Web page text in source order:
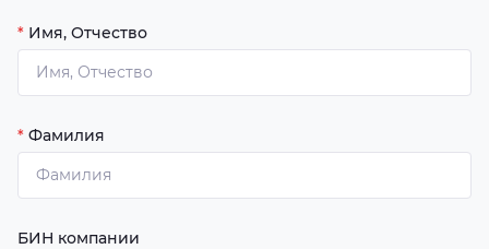
* Имя, Отчество
* Фамилия
БИН компании